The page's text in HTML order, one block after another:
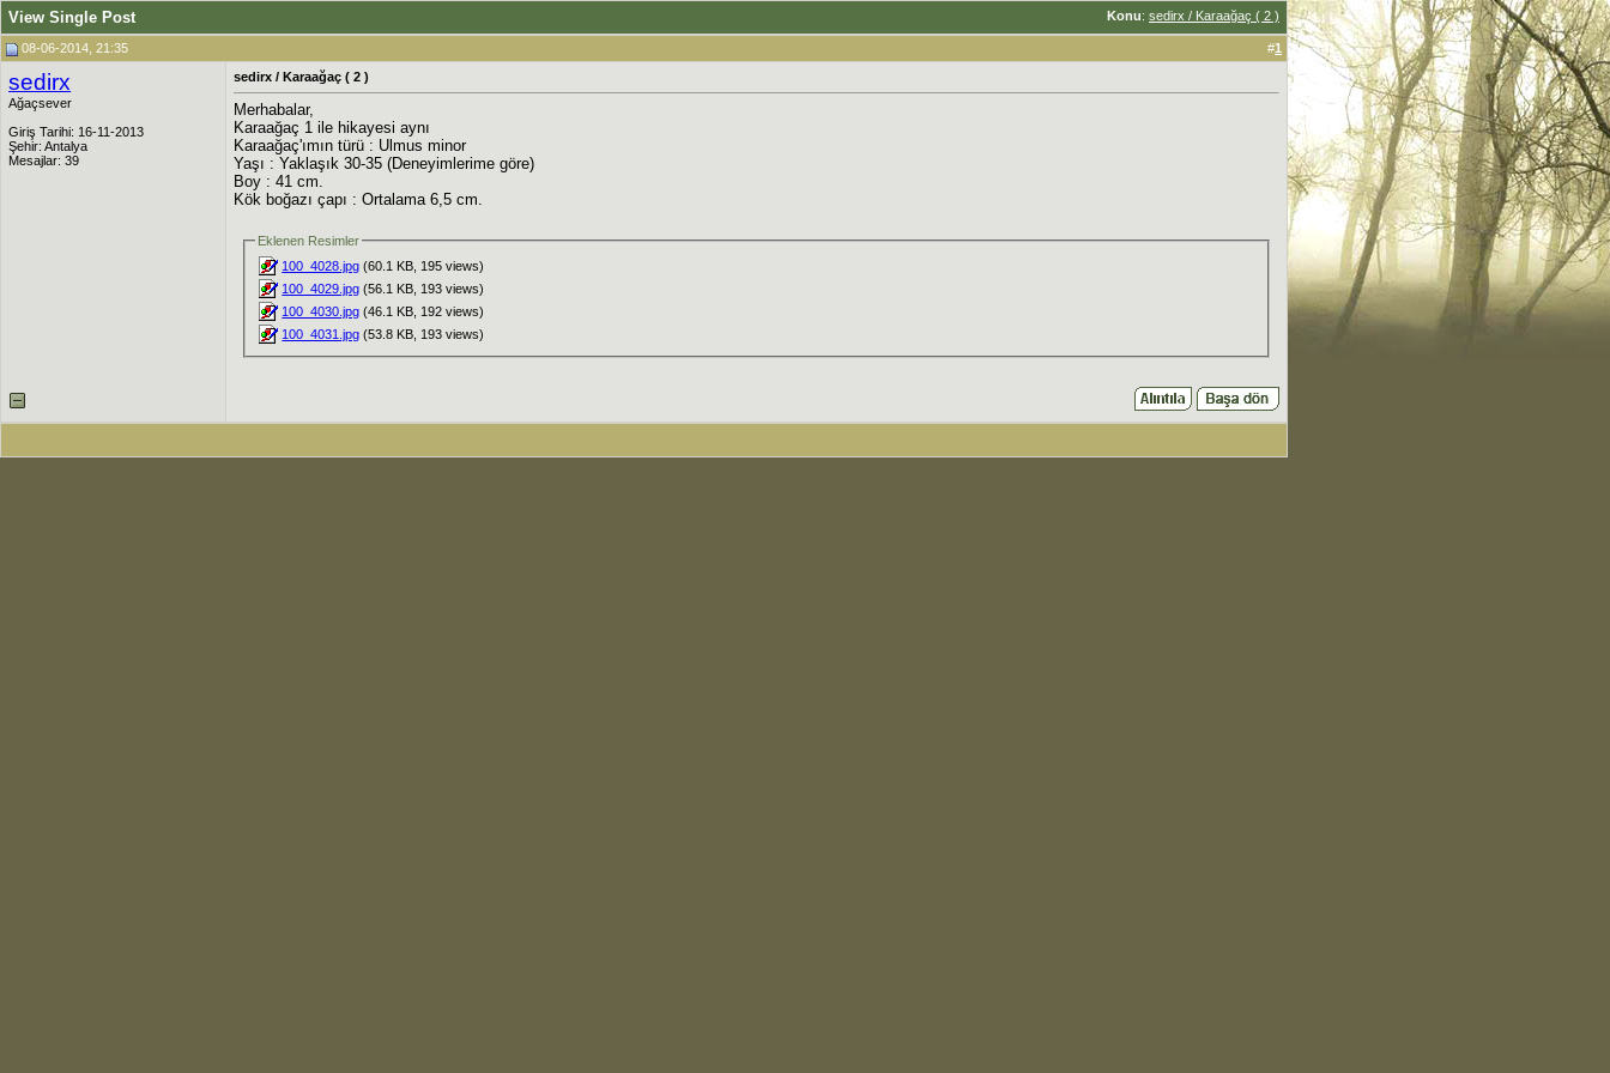
Konu: sedirx / Karaağaç ( 2 )
View Single Post
08-06-2014, 21:35 #1
sedirx
Ağaçsever
Giriş Tarihi: 16-11-2013
Şehir: Antalya
Mesajlar: 39
sedirx / Karaağaç ( 2 )
Merhabalar,
Karaağaç 1 ile hikayesi aynı
Karaağaç'ımın türü : Ulmus minor
Yaşı : Yaklaşık 30-35 (Deneyimlerime göre)
Boy : 41 cm.
Kök boğazı çapı : Ortalama 6,5 cm.
Eklenen Resimler
100_4028.jpg (60.1 KB, 195 views)
100_4029.jpg (56.1 KB, 193 views)
100_4030.jpg (46.1 KB, 192 views)
100_4031.jpg (53.8 KB, 193 views)